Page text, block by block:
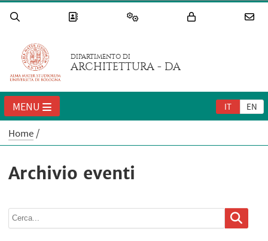
DIPARTIMENTO DI
ARCHITETTURA - DA
IT EN
MENU
Home
Archivio eventi